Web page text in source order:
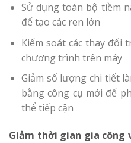
Sử dụng toàn bộ tiềm
để tạo các ren lớn
Kiểm soát các thay đổi
chương trình trên máy
Giảm số lượng chi tiết
bằng công cụ mới để
thể tiếp cận
Giảm thời gian gia công